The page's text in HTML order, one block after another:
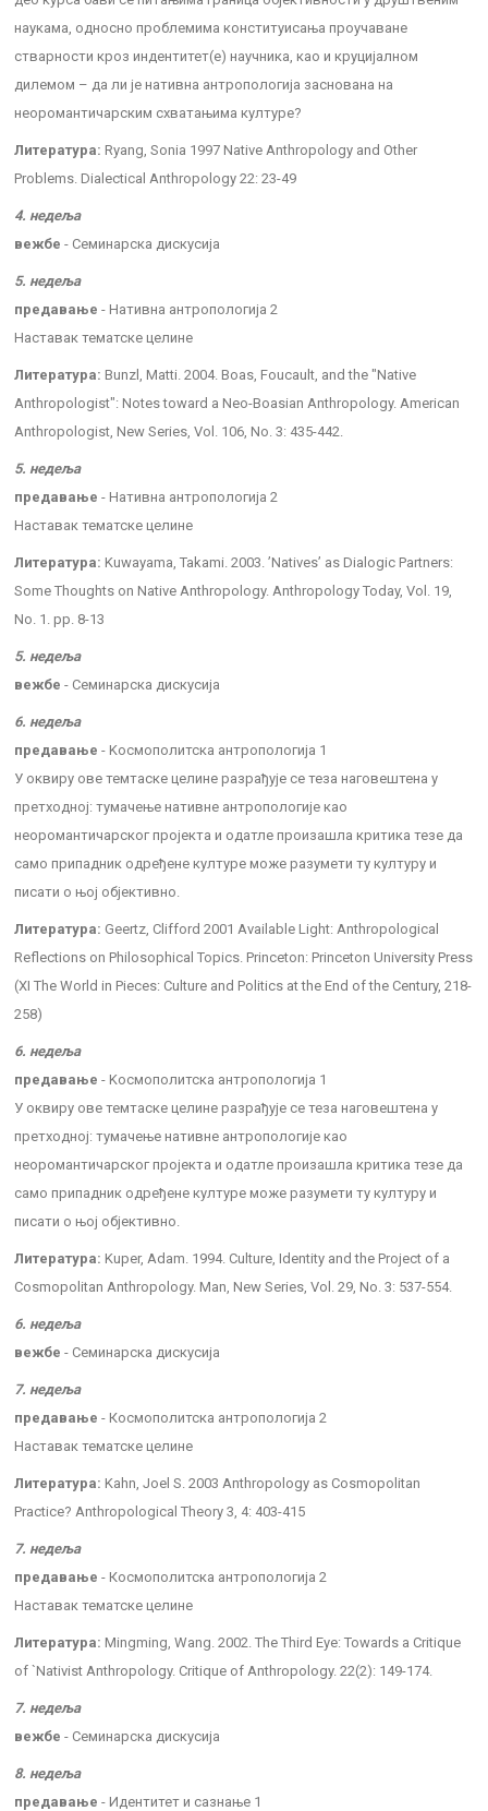
наукама, односно проблемима конституисања проучаване
стварности кроз индентитет(е) научника, као и круцијалном
дилемом – да ли је нативна антропологија заснована на
неоромантичарским схватањима културе?
Литература: Ryang, Sonia 1997 Native Anthropology and Other
Problems. Dialectical Anthropology 22: 23-49
4. недеља
вежбе - Семинарска дискусија
5. недеља
предавање - Нативна антропологија 2
Наставак тематске целине
Литература: Bunzl, Matti. 2004. Boas, Foucault, and the "Native
Anthropologist": Notes toward a Neo-Boasian Anthropology. American
Anthropologist, New Series, Vol. 106, No. 3: 435-442.
5. недеља
предавање - Нативна антропологија 2
Наставак тематске целине
Литература: Kuwayama, Takami. 2003. ’Natives’ as Dialogic Partners:
Some Thoughts on Native Anthropology. Anthropology Today, Vol. 19,
No. 1. pp. 8-13
5. недеља
вежбе - Семинарска дискусија
6. недеља
предавање - Kосмополитска антропологија 1
У оквиру ове темтаске целине разрађује се теза наговештена у
претходној: тумачење нативне антропологије као
неоромантичарског пројекта и одатле произашла критика тезе да
само припадник одређене културе може разумети ту културу и
писати о њој објективно.
Литература: Geertz, Clifford 2001 Available Light: Anthropological
Reflections on Philosophical Topics. Princeton: Princeton University Press
(XI The World in Pieces: Culture and Politics at the End of the Century, 218-
258)
6. недеља
предавање - Kосмополитска антропологија 1
У оквиру ове темтаске целине разрађује се теза наговештена у
претходној: тумачење нативне антропологије као
неоромантичарског пројекта и одатле произашла критика тезе да
само припадник одређене културе може разумети ту културу и
писати о њој објективно.
Литература: Kuper, Adam. 1994. Culture, Identity and the Project of a
Cosmopolitan Anthropology. Man, New Series, Vol. 29, No. 3: 537-554.
6. недеља
вежбе - Семинарска дискусија
7. недеља
предавање - Космополитска антропологија 2
Наставак тематске целине
Литература: Kahn, Joel S. 2003 Anthropology as Cosmopolitan
Practice? Anthropological Theory 3, 4: 403-415
7. недеља
предавање - Космополитска антропологија 2
Наставак тематске целине
Литература: Mingming, Wang. 2002. The Third Eye: Towards a Critique
of `Nativist Anthropology. Critique of Anthropology. 22(2): 149-174.
7. недеља
вежбе - Семинарска дискусија
8. недеља
предавање - Идентитет и сазнање 1